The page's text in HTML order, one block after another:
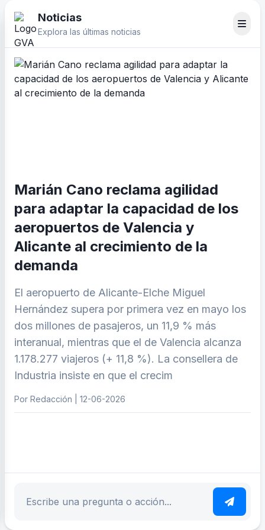
Noticias
Explora las últimas noticias
Marián Cano reclama agilidad
para adaptar la capacidad de los
aeropuertos de Valencia y
Alicante al crecimiento de la
demanda
El aeropuerto de Alicante-Elche Miguel
Hernández supera por primera vez en mayo los
dos millones de pasajeros, un 11,9 % más
interanual, mientras que el de Valencia alcanza
1.178.277 viajeros (+ 11,8 %). La consellera de
Industria insiste en que el crecim
Por Redacción | 12-06-2026
Escribe tu pregunta